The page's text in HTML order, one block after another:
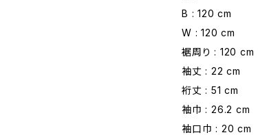
B : 120 cm
W : 120 cm
裾周り : 120 cm
袖丈 : 22 cm
裄丈 : 51 cm
袖巾 : 26.2 cm
袖口巾 : 20 cm